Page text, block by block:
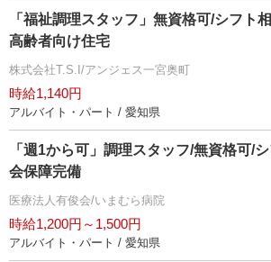
「福祉調理スタッフ」無資格可/シフト
高齢者向け住宅
株式会社T.S.I/アンジェス一宮奥町
時給1,140円
アルバイト・パート / 愛知県
「週1から可」調理スタッフ/無資格可/
会保障完備
医療法人有俊会/いまむら病院
時給1,200円～1,500円
アルバイト・パート / 愛知県